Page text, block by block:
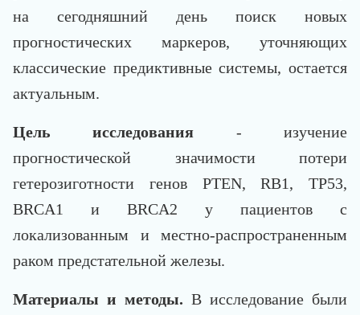
на сегодняшний день поиск новых
прогностических маркеров, уточняющих
классические предиктивные системы, остается
актуальным.
Цель исследования - изучение
прогностической значимости потери
гетерозиготности генов PTEN, RB1, TP53,
BRCA1 и BRCA2 у пациентов с
локализованным и местно-распространенным
раком предстательной железы.
Материалы и методы. В исследование были